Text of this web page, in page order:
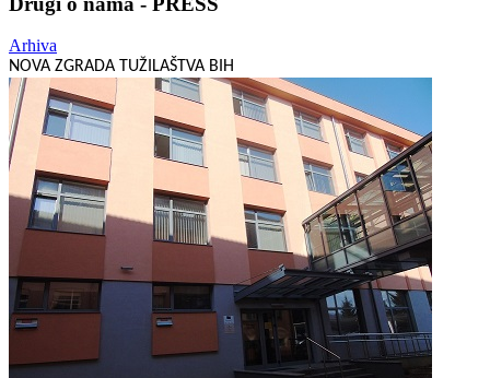
Arhiva
NOVA ZGRADA TUŽILAŠTVA BIH